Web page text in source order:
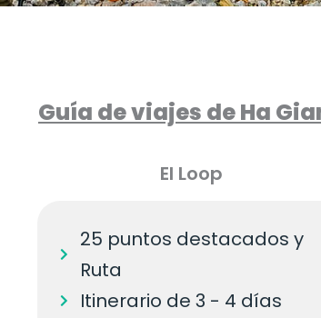
Guía de viajes de Ha
El Loop
25 puntos destacados y
Ruta
Itinerario de 3 - 4 días